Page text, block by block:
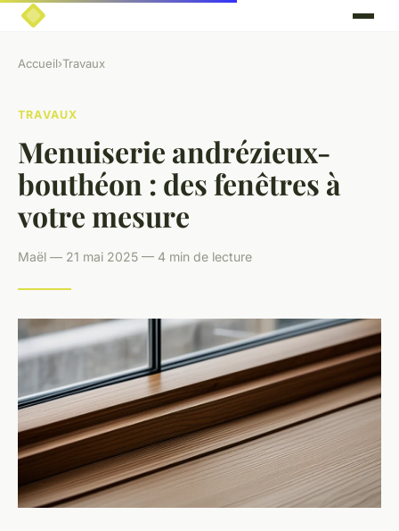
Accueil›Travaux
TRAVAUX
Menuiserie andrézieux-
bouthéon : des fenêtres à
votre mesure
Maël — 21 mai 2025 — 4 min de lecture